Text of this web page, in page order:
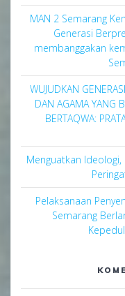
MAN 2 Semarang
Generasi
membanggakan
WUJUDKAN
DAN AGAMA YANG
BERTAQWA:
Menguatkan Ideologi,
Pelaksanaan
Semarang